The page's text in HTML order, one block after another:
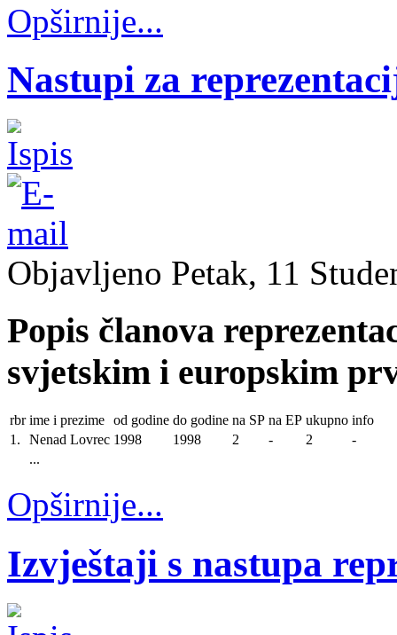
Opširnije...
Nastupi za
Objavljeno Petak, 11
Popis članova
svjetskim i europskim
rbr ime i prezime od godine do godine na SP na EP ukupno info
1.
Nenad Lovrec 1998 1998 2 - 2
-
...
Opširnije...
Izvještaji s nastupa